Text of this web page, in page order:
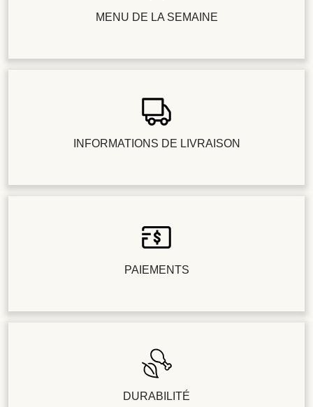
MENU DE LA SEMAINE
INFORMATIONS DE LIVRAISON
PAIEMENTS
DURABILITÉ